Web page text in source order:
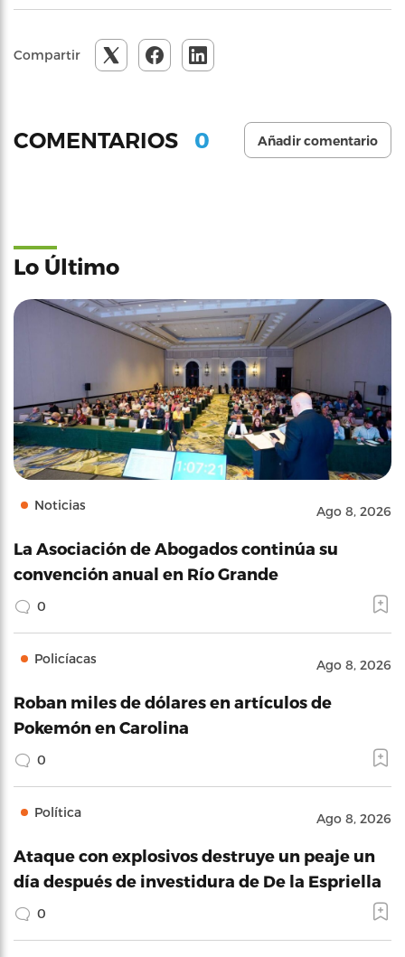
Compartir
COMENTARIOS 0 Añadir comentario
Lo Último
Noticias Ago 8, 2026
La Asociación de Abogados continúa su
convención anual en Río Grande
0
Policíacas Ago 8, 2026
Roban miles de dólares en artículos de
Pokemón en Carolina
0
Política Ago 8, 2026
Ataque con explosivos destruye un peaje un
día después de investidura de De la Espriella
0